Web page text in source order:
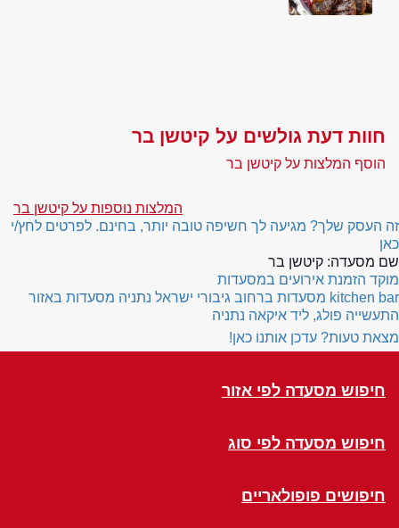
חוות דעת גולשים על קיטשן בר
הוסף המלצות על קיטשן בר
המלצות נוספות על קיטשן בר
זה העסק שלך? מגיעה לך חשיפה טובה יותר, בחינם. לפרטים לחץ/י
כאן
שם מסעדה: קיטשן בר
מוקד הזמנת אירועים במסעדות
kitchen bar מסעדות ברחוב גיבורי ישראל נתניה מסעדות באזור
התעשייה פולג, ליד איקאה נתניה
מצאת טעות? עדכן אותנו כאן!
חיפוש מסעדה לפי אזור
חיפוש מסעדה לפי סוג
חיפושים פופולאריים